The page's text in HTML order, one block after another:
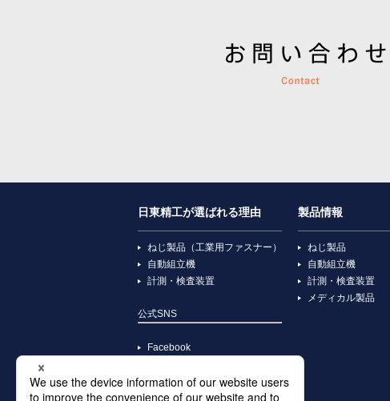
日東精工が選ばれる理由
ねじ製品（工業用ファスナー）
自動組立機
計測・検査装置
公式SNS
Facebook
X
Instagram
製品情報
ねじ製品
自動組立機
計測・検査装置
メディカル製品